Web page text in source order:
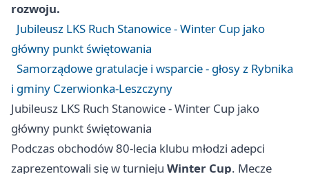
rozwoju.
Jubileusz LKS Ruch Stanowice - Winter Cup jako
główny punkt świętowania
Samorządowe gratulacje i wsparcie - głosy z Rybnika
i gminy Czerwionka-Leszczyny
Jubileusz LKS Ruch Stanowice - Winter Cup jako
główny punkt świętowania
Podczas obchodów 80-lecia klubu młodzi adepci
zaprezentowali się w turnieju Winter Cup. Mecze